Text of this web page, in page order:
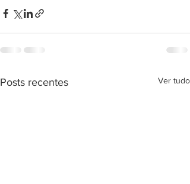
Posts recentes Ver tudo